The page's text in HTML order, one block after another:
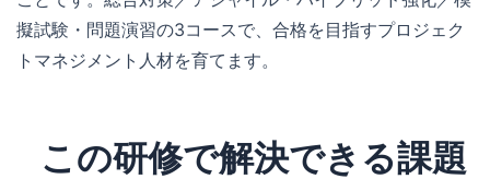
擬試験・問題演習の3コースで、合格を目指すプロジェク
トマネジメント人材を育てます。
この研修で解決できる課題